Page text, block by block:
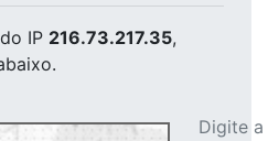
do IP 216.73.217.35,
Digite